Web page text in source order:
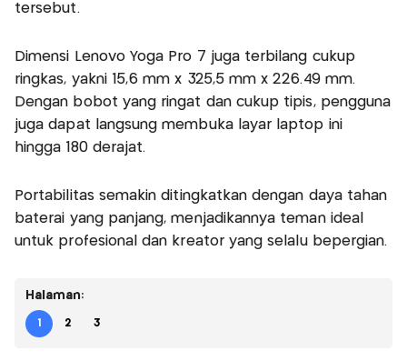
tersebut.
Dimensi Lenovo Yoga Pro 7 juga terbilang cukup
ringkas, yakni 15,6 mm x 325,5 mm x 226.49 mm.
Dengan bobot yang ringat dan cukup tipis, pengguna
juga dapat langsung membuka layar laptop ini
hingga 180 derajat.
Portabilitas semakin ditingkatkan dengan daya tahan
baterai yang panjang, menjadikannya teman ideal
untuk profesional dan kreator yang selalu bepergian.
Halaman:
1 2 3